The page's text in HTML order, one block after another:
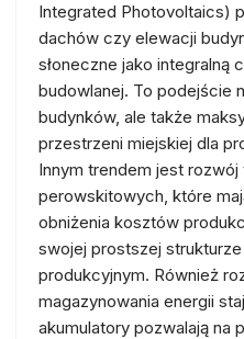
Integrated Photovoltaics)
dachów czy elewacji
słoneczne jako integralną
budowlanej. To podejście
budynków, ale także
przestrzeni miejskiej dla
Innym trendem jest
perowskitowych, które
obniżenia kosztów
swojej prostszej
produkcyjnym. Również
magazynowania energii
akumulatory pozwalają na